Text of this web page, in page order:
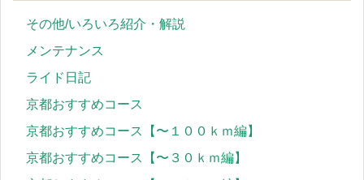
その他/いろいろ紹介・解説
メンテナンス
ライド日記
京都おすすめコース
京都おすすめコース【〜１００ｋｍ編】
京都おすすめコース【〜３０ｋｍ編】